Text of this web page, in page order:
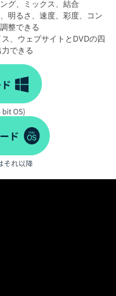
グ、ミックス、結合
明るさ、速度、彩度、コン
整できる
、ウェブサイトとDVDの四
できる